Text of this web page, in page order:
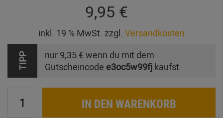
9,95 €
inkl. 19 % MwSt. zzgl. Versandkosten
TIPP nur 9,35 € wenn du mit dem
Gutscheincode e3oc5w99fj kaufst
IN DEN WARENKORB